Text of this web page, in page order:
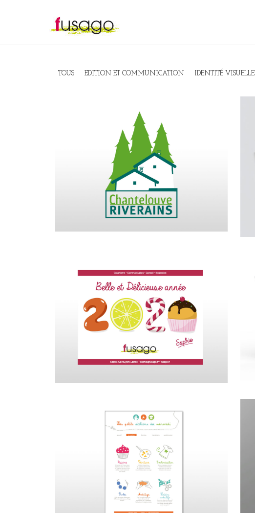
TOUS EDITION ET COMMUNICATION IDENTITÉ VISUELLE